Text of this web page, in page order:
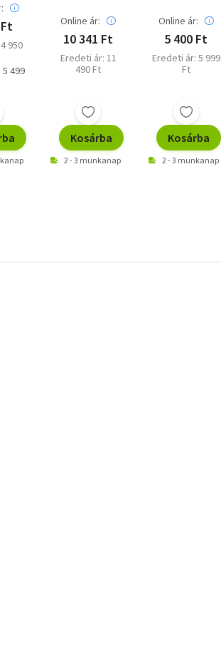
950
499
Online ár:
10 341 Ft
Eredeti ár: 11
490 Ft
Kosárba
2 - 3 munkanap
Online ár:
5 400 Ft
Eredeti ár: 5 999
Ft
Kosárba
2 - 3 munkanap